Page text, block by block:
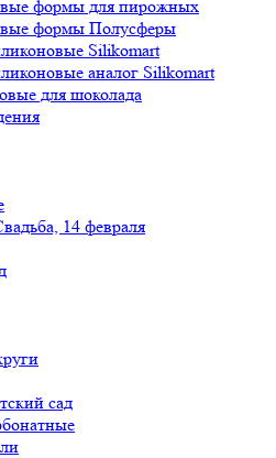
формы для пирожных
формы Полусферы
Silikomart
аналог Silikomart
для шоколада
14 февраля
сад